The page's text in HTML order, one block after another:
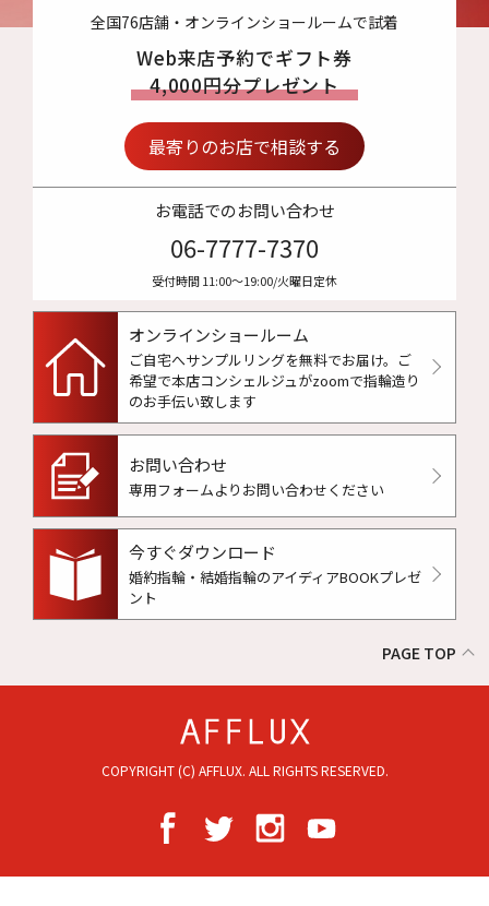
全国76店舗・オンラインショールームで試着
Web来店予約でギフト券
4,000円分プレゼント
最寄りのお店で相談する
お電話でのお問い合わせ
06-7777-7370
受付時間 11:00〜19:00/火曜日定休
オンラインショールーム
ご自宅へサンプルリングを無料でお届け。 ご
希望で本店コンシェルジュがzoomで指輪造り
のお手伝い致します
お問い合わせ
専用フォームよりお問い合わせください
今すぐダウンロード
婚約指輪・結婚指輪のアイディアBOOKプレゼ
ント
PAGE TOP
COPYRIGHT (C) AFFLUX. ALL RIGHTS RESERVED.